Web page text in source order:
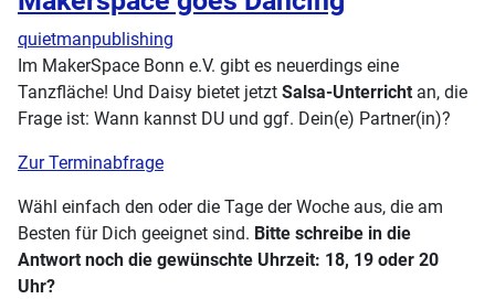
quietmanpublishing
Im MakerSpace Bonn e.V. gibt es neuerdings eine
Tanzfläche! Und Daisy bietet jetzt Salsa-Unterricht an, die
Frage ist: Wann kannst DU und ggf. Dein(e) Partner(in)?
Zur Terminabfrage
Wähl einfach den oder die Tage der Woche aus, die am
Besten für Dich geeignet sind. Bitte schreibe in die
Antwort noch die gewünschte Uhrzeit: 18, 19 oder 20
Uhr?